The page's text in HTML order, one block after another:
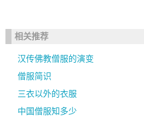
相关推荐
汉传佛教僧服的演变
僧服简识
三衣以外的衣服
中国僧服知多少